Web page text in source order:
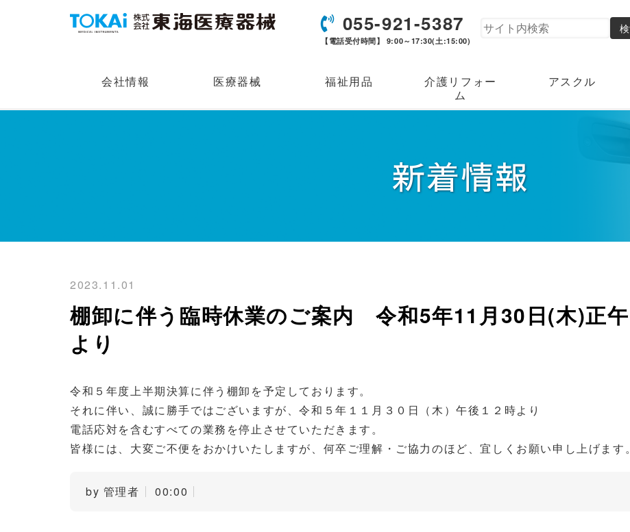
055-921-5387
【電話受付時間】 9:00～17:30(土:15:00)
会社情報 医療器械 福祉用品
介護リフォー
ム
アスクル
新着情報
2023.11.01
棚卸に伴う臨時休業のご案内 令和5年11月30日(木)正午
より
令和５年度上半期決算に伴う棚卸を予定しております。
それに伴い、誠に勝手ではございますが、令和５年１１月３０日（木）午後１２時より
電話応対を含むすべての業務を停止させていただきます。
皆様には、大変ご不便をおかけいたしますが、何卒ご理解・ご協力のほど、宜しくお願い申し上げます。
by 管理者 00:00